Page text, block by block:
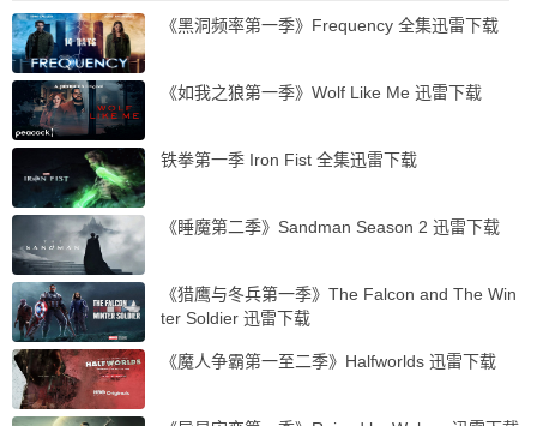
《黑洞频率第一季》Frequency 全集迅雷下载
《如我之狼第一季》Wolf Like Me 迅雷下载
铁拳第一季 Iron Fist 全集迅雷下载
《睡魔第二季》Sandman Season 2 迅雷下载
《猎鹰与冬兵第一季》The Falcon and The Win
ter Soldier 迅雷下载
《魔人争霸第一至二季》Halfworlds 迅雷下载